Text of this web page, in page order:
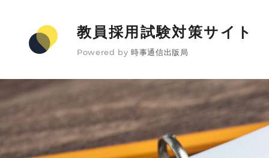
教員採用試験対策サイト
Powered by 時事通信出版局